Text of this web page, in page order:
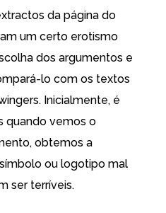
da página do
um certo erotismo
dos argumentos e
lo com os textos
. Inicialmente, é
quando vemos o
obtemos a
ou logotipo mal
ser terríveis.